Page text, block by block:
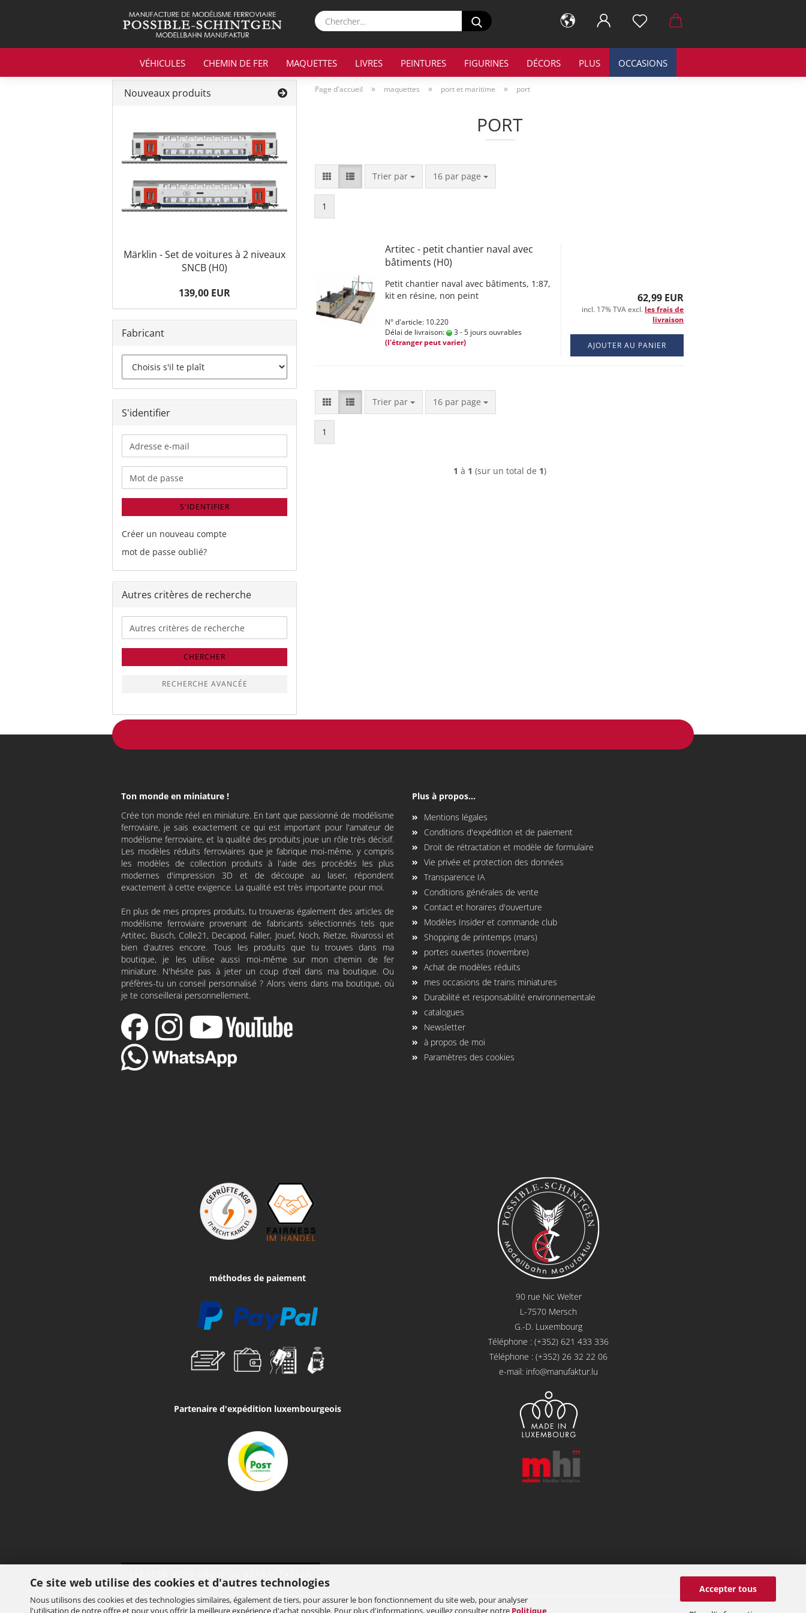
Ce site web utilise des cookies et d'autres technologies
Nous utilisons des cookies et des technologies similaires, également de tiers, pour assurer le bon fonctionnement du site web, pour analyser
l'utilisation de notre offre et pour vous offrir la meilleure expérience d'achat possible. Pour plus d'informations, veuillez consulter notre Politique
Accepter tous
Chercher...
VÉHICULES CHEMIN DE FER MAQUETTES LIVRES PEINTURES FIGURINES DÉCORS OCCASIONS
PLUS
Page d'accueil » maquettes » port et maritime » port
PORT
Trier par
Trier par 16 par page
par page
1
Artitec - petit chantier naval avec
bâtiments (H0)
Petit chantier naval avec bâtiments, 1:87,
kit en résine, non peint
N° d'article: 10.220
Délai de livraison:
3 - 5 jours ouvrables
(l'étranger peut varier)
62,99 EUR
incl. 17% TVA excl. les frais de
livraison
AJOUTER AU PANIER
Trier par
Trier par 16 par page
par page
1
1 à 1 (sur un total de 1)
Nouveaux produits
Märklin - Set de voitures à 2 niveaux
SNCB (H0)
139,00 EUR
Fabricant
S'identifier
Adresse
e-
mail
Mot de passe
S'IDENTIFIER
Créer un nouveau compte
mot de passe oublié?
Autres critères de recherche
critères
de
CHERCHER
RECHERCHE AVANCÉE
Ton monde en miniature !
Crée ton monde réel en miniature. En tant que passionné de modélisme
ferroviaire, je sais exactement ce qui est important pour l'amateur de
modélisme ferroviaire, et la qualité des produits joue un rôle très décisif.
Les modèles réduits ferroviaires que je fabrique moi-même, y compris
les modèles de collection produits à l'aide des procédés les plus
modernes d'impression 3D et de découpe au laser, répondent
exactement à cette exigence. La qualité est très importante pour moi.
En plus de mes propres produits, tu trouveras également des articles de
modélisme ferroviaire provenant de fabricants sélectionnés tels que
Artitec, Busch, Colle21 , Decapod, Faller, Jouef, Noch, Rietze, Rivarossi et
bien d'autres encore. Tous les produits que tu trouves dans ma
boutique, je les utilise aussi moi-même sur mon chemin de fer
miniature. N'hésite pas à jeter un coup d'œil dans ma boutique. Ou
préfères-tu un conseil personnalisé ? Alors viens dans ma boutique, où
je te conseillerai personnellement.
Plus à propos...
Mentions légales
Conditions d'expédition et de paiement
Droit de rétractation et modèle de formulaire
Vie privée et protection des données
Transparence IA
Conditions générales de vente
Contact et horaires d'ouverture
Modèles Insider et commande club
Shopping de printemps (mars)
portes ouvertes (novembre)
Achat de modèles réduits
mes occasions de trains miniatures
Durabilité et responsabilité environnementale
catalogues
Newsletter
à propos de moi
Paramètres des cookies
méthodes de paiement
Partenaire d'expédition luxembourgeois
90 rue Nic Welter
L-7570 Mersch
G.-D. Luxembourg
Téléphone : (+352) 621 433 336
Téléphone : (+352) 26 32 22 06
e-mail: info@manufaktur.lu